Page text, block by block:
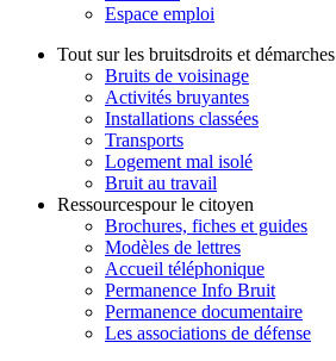
Espace emploi
Tout sur les bruitsdroits et démarches
Bruits de voisinage
Activités bruyantes
Installations classées
Transports
Logement mal isolé
Bruit au travail
Ressourcespour le citoyen
Brochures, fiches et guides
Modèles de lettres
Accueil téléphonique
Permanence Info Bruit
Permanence documentaire
Les associations de défense